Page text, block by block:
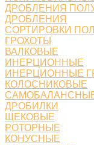
ДРОБЛЕНИЯ
ДРОБЛЕНИЯ
СОРТИРОВКИ
ГРОХОТЫ
ВАЛКОВЫЕ
ИНЕРЦИОННЫЕ
ИНЕРЦИОННЫЕ
КОЛОСНИКОВЫЕ
ДРОБИЛКИ
ЩЕКОВЫЕ
РОТОРНЫЕ
КОНУСНЫЕ